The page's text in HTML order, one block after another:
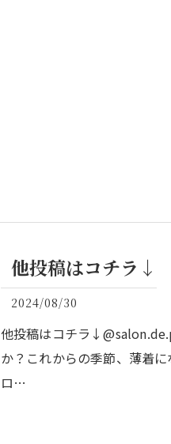
他投稿はコチラ↓
2024/08/30
他投稿はコチラ
か？これからの季節、薄着
ロ…